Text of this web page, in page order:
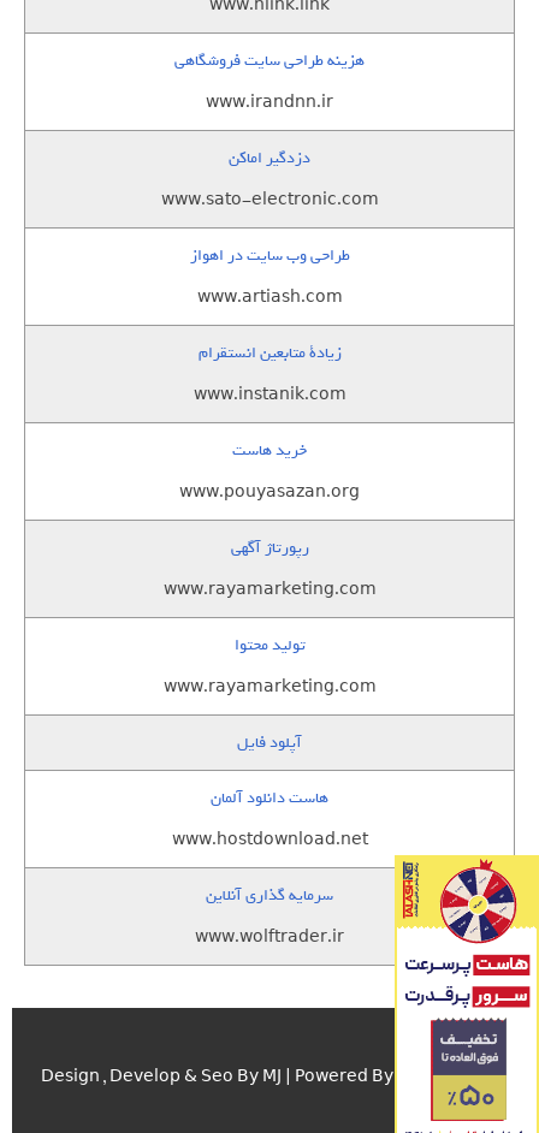
www.nlink.link
هزینه طراحی سایت فروشگاهی
www.irandnn.ir
دزدگیر اماکن
www.sato-electronic.com
طراحی وب سایت در اهواز
www.artiash.com
زيادة متابعين انستقرام
www.instanik.com
خرید هاست
www.pouyasazan.org
رپورتاژ آگهی
www.rayamarketing.com
تولید محتوا
www.rayamarketing.com
آپلود فایل
هاست دانلود آلمان
www.hostdownload.net
سرمایه گذاری آنلاین
www.wolftrader.ir
Design , Develop & Seo By MJ | Powered By اسکریپت.com